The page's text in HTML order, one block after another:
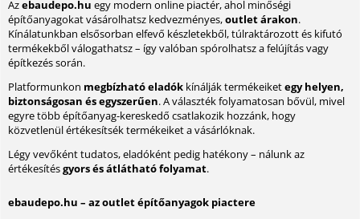
Azebaudepo.hu egy modern online piactér, ahol minőségi
építőanyagokat vásárolhatsz kedvezményes,outlet árakon.
Kínálatunkban elsősorban elfevő készletekből, túlraktározott és kifutó
termékekből válogathatsz – így valóban spórolhatsz a felújítás vagy
építkezés során.
Platformunkon megbízható eladók kínálják termékeiketegy helyen,
biztonságosan és egyszerűen. A választék folyamatosan bővül, mivel
egyre több építőanyag-kereskedő csatlakozik hozzánk, hogy
közvetlenül értékesítsék termékeiket a vásárlóknak.
Légy vevőként tudatos, eladóként pedig hatékony – nálunk az
értékesítésgyors és átlátható folyamat.
ebaudepo.hu – az outlet építőanyagok piactere